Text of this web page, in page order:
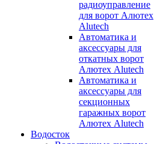
радиоуправление
для ворот Алютех
Alutech
Автоматика и
аксессуары для
откатных ворот
Алютех Alutech
Автоматика и
аксессуары для
секционных
гаражных ворот
Алютех Alutech
Водосток